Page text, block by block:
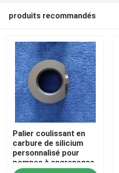
Maison
Produits
Exposition de VR
produits recommandés
Palier coulissant en
carbure de silicium
personnalisé pour
pompes à engrenages